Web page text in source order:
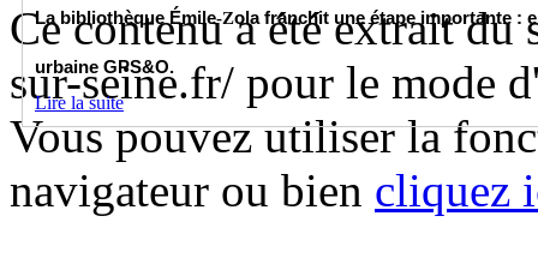
La bibliothèque Émile-Zola franchit une étape importante :
urbaine GPS&O.
Lire la suite
Ce contenu a été extrait
sur-seine.fr/ pour le mode
Vous pouvez utiliser la
navigateur ou bien cliquez